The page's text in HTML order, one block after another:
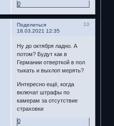
0
Поделиться
10
18.03.2021 12:35
Ну до октября ладно. А
потом? Будут как в
Германии отверткой в пол
тыкать и выхлоп мерять?
Интересно ещё, когда
включат штрафы по
камерам за отсутствие
страховки
0